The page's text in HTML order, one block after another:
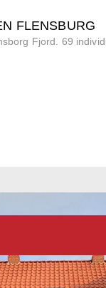
FLENSBURG
Fjord. 69